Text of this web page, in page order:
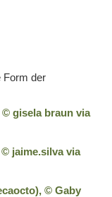
Form der